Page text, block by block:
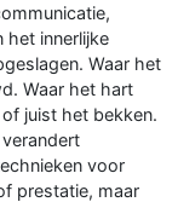
het innerlijke
Waar het
Waar het hart
juist het bekken.
voor
prestatie, maar